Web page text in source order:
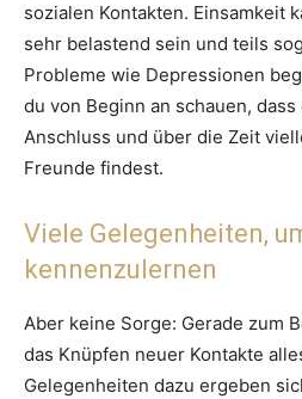
sozialen Kontakten. Einsamkeit
sehr belastend sein und teils
Probleme wie Depressionen
du von Beginn an schauen,
Anschluss und über die Zeit
Freunde findest.
Viele Gelegenheiten,
kennenzulernen
Aber keine Sorge: Gerade zum
das Knüpfen neuer Kontakte
Gelegenheiten dazu ergeben